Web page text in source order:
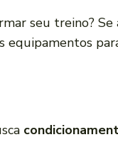
seu treino?
equipamentos